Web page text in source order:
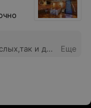
и для
Анне
Еще